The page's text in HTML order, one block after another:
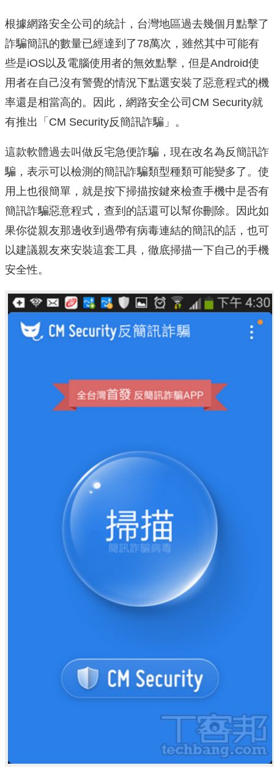
根據網路安全公司的統計，台灣地區過去幾個月點擊了
詐騙簡訊的數量已經達到了78萬次，雖然其中可能有
些是iOS以及電腦使用者的無效點擊，但是Android使
用者在自己沒有警覺的情況下點選安裝了惡意程式的機
率還是相當高的。因此，網路安全公司CM Security就
有推出「CM Security反簡訊詐騙」。
這款軟體過去叫做反宅急便詐騙，現在改名為反簡訊詐
騙，表示可以檢測的簡訊詐騙類型種類可能變多了。使
用上也很簡單，就是按下掃描按鍵來檢查手機中是否有
簡訊詐騙惡意程式，查到的話還可以幫你刪除。因此如
果你從親友那邊收到過帶有病毒連結的簡訊的話，也可
以建議親友來安裝這套工具，徹底掃描一下自己的手機
安全性。